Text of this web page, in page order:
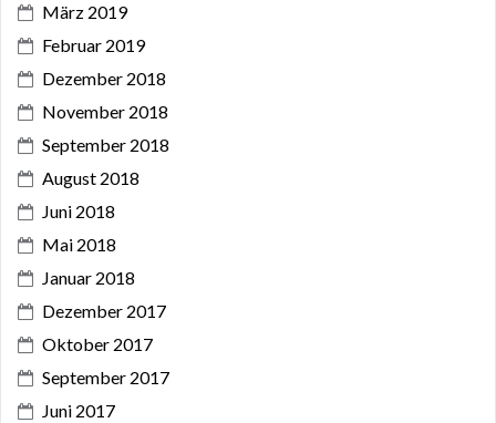
März 2019
Februar 2019
Dezember 2018
November 2018
September 2018
August 2018
Juni 2018
Mai 2018
Januar 2018
Dezember 2017
Oktober 2017
September 2017
Juni 2017